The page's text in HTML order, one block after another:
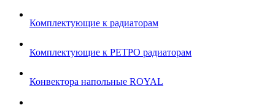
Комплектующие к радиаторам
Комплектующие к РЕТРО радиаторам
Конвектора напольные ROYAL